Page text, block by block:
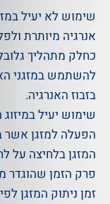
שימוש לא יעיל
אנרגיה מיותרת
כחלק מתהליך
להשתמש במזגני
בזבוז האנרגיה.
שימוש יעיל
הפעלה למזגן אשר
פרק הזמן שהוגדר